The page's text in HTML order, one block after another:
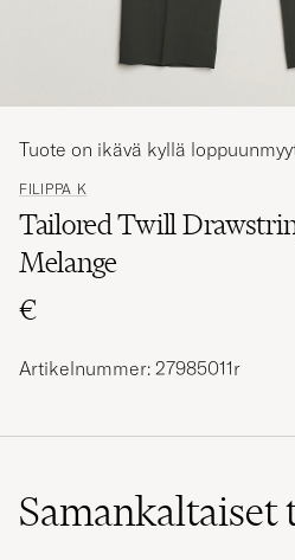
FILIPPA K
Tailored Twill
Melange
€
Tuote on ikävä kyllä
Artikelnummer: 27985011r
Samankaltaiset